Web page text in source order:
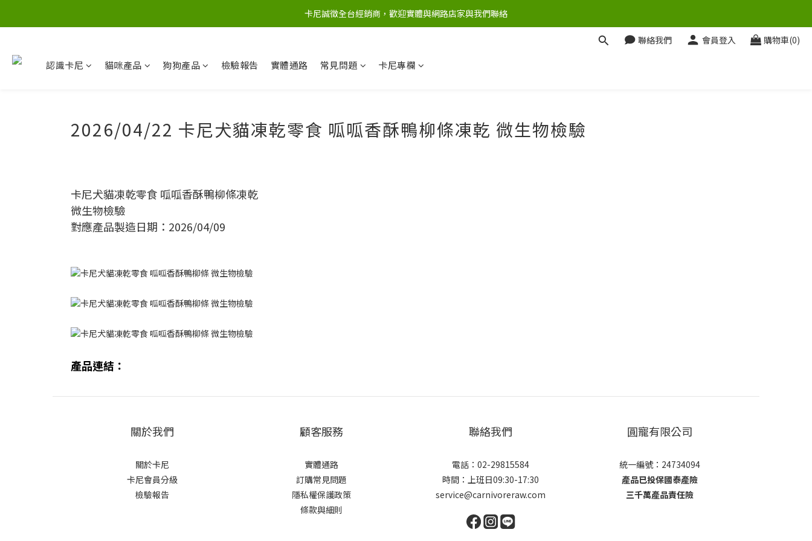
卡尼誠徵全台經銷商，歡迎實體與網路店家與我們聯絡
聯絡我們 會員登入 購物車(0)
認識卡尼 貓咪產品 狗狗產品 檢驗報告 實體通路 常見問題 卡尼專欄
2026/04/22 卡尼犬貓凍乾零食 呱呱香酥鴨柳條凍乾 微生物檢驗
卡尼犬貓凍乾零食 呱呱香酥鴨柳條凍乾
微生物檢驗
對應產品製造日期：2026/04/09
產品連結：
關於我們
關於卡尼
卡尼會員分級
檢驗報告
顧客服務
實體通路
訂購常見問題
隱私權保護政策
條款與細則
聯絡我們
電話：02-29815584
時間：上班日09:30-17:30
service@carnivoreraw.com
圓寵有限公司
統一編號：24734094
產品已投保國泰產險
三千萬產品責任險